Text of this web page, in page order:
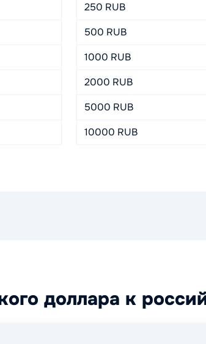
250 RUB
500 RUB
1000 RUB
2000 RUB
5000 RUB
10000 RUB
доллара к